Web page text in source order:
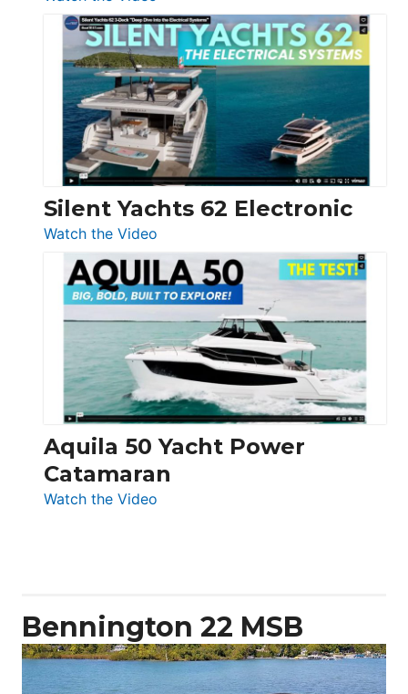
De
Antonio
D32
Open
Silent Yachts 62 Electronic
Watch the Video
Silent
Yachts
62
Electronic
Aquila 50 Yacht Power
Catamaran
Watch the Video
Bennington 22 MSB